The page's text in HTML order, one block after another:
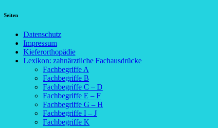
Seiten
Datenschutz
Impressum
Kieferorthopädie
Lexikon: zahnärztliche Fachausdrücke
Fachbegriffe A
Fachbegriffe B
Fachbegriffe C – D
Fachbegriffe E – F
Fachbegriffe G – H
Fachbegriffe I – J
Fachbegriffe K